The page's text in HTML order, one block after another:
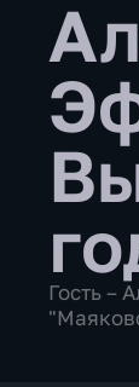
Гость –